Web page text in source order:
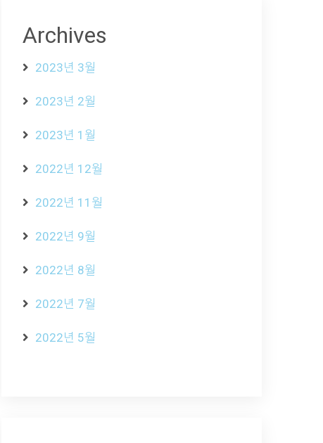
Archives
2023년 3월
2023년 2월
2023년 1월
2022년 12월
2022년 11월
2022년 9월
2022년 8월
2022년 7월
2022년 5월